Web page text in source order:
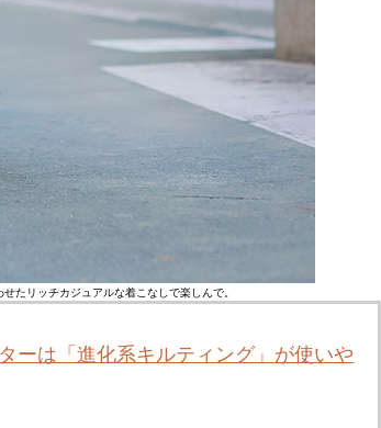
たリッチカジュアルな着こなしで楽しんで。
ーは「進化系キルティング」が使いや